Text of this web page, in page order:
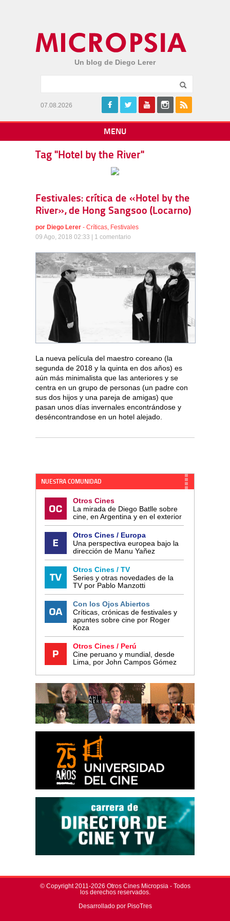
Un blog de Diego Lerer
07.08.2026
MENU
Tag "Hotel by the River"
Festivales: crítica de «Hotel by the
River», de Hong Sangsoo (Locarno)
por Diego Lerer - Críticas, Festivales
09 Ago, 2018 02:33 | 1 comentario
La nueva película del maestro coreano (la
segunda de 2018 y la quinta en dos años) es
aún más minimalista que las anteriores y se
centra en un grupo de personas (un padre con
sus dos hijos y una pareja de amigas) que
pasan unos días invernales encontrándose y
deséncontrandose en un hotel alejado.
NUESTRA COMUNIDAD
Otros Cines
La mirada de Diego Batlle sobre
cine, en Argentina y en el exterior
Otros Cines / Europa
Una perspectiva europea bajo la
dirección de Manu Yañez
Otros Cines / TV
Series y otras novedades de la
TV por Pablo Manzotti
Con los Ojos Abiertos
Críticas, crónicas de festivales y
apuntes sobre cine por Roger
Koza
Otros Cines / Perú
Cine peruano y mundial, desde
Lima, por John Campos Gómez
© Copyright 2011-2026 Otros Cines Micropsia - Todos
los derechos reservados.
Desarrollado por PisoTres